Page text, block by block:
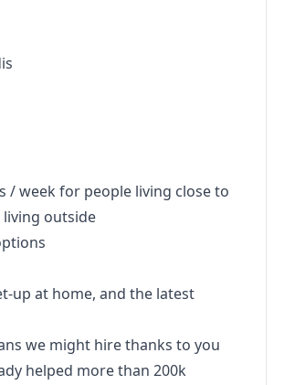
/ week for people living close to
living outside
up at home, and the latest
we might hire thanks to you
helped more than 200k